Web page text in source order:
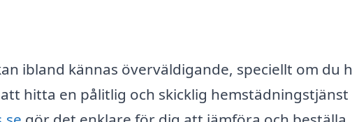
ibland kännas överväldigande, speciellt om du
hitta en pålitlig och skicklig hemstädningstjänst